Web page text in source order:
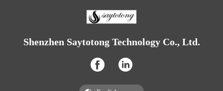
Shenzhen Saytotong Technology Co., Ltd.